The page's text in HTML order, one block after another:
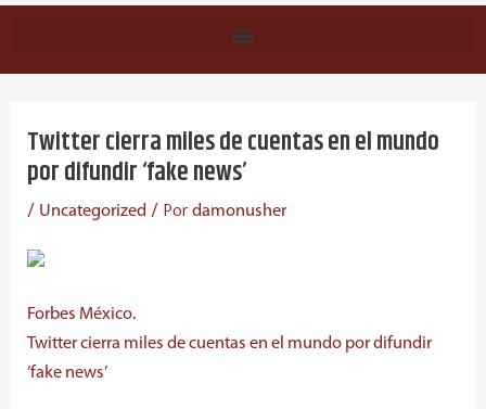
Twitter cierra miles de cuentas en el mundo
por difundir ‘fake news’
/ Uncategorized / Pordamonusher
Forbes México.
Twitter cierra miles de cuentas en el mundo por difundir
‘fake news’
entradas